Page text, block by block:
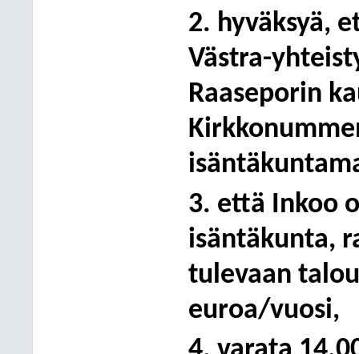
2. hyväksyä,
Västra-
Raaseporin
3. että Inkoo
isäntäkunta,
tulevaan
euroa/vuosi,